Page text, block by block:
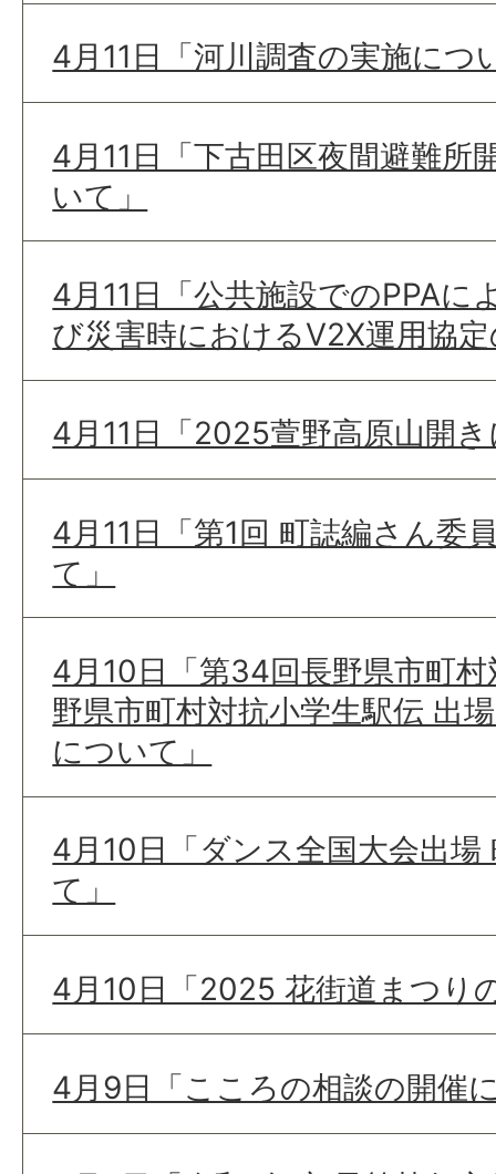
4月11日「河川調査の実施につ
4月11日「下古田区夜間避難所
いて」
4月11日「公共施設でのPPAに
び災害時におけるV2X運用協
4月11日「2025萱野高原山開
4月11日「第1回 町誌編さん委
て」
4月10日「第34回長野県市町
野県市町村対抗小学生駅伝 出
について」
4月10日「ダンス全国大会出場
て」
4月10日「2025 花街道まつり
4月9日「こころの相談の開催